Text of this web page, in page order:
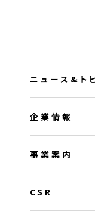
ニュース&ト
企業情報
事業案内
CSR